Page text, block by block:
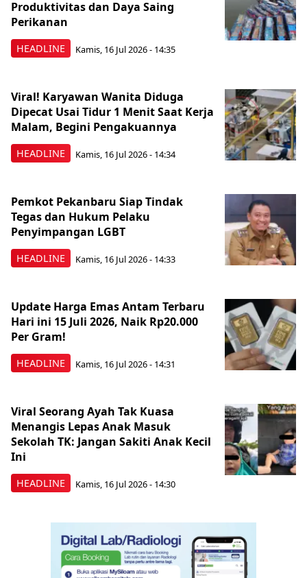
HEADLINE
Produktivitas dan Daya Saing
Perikanan
Kamis, 16 Jul 2026 - 14:35
HEADLINE
Viral! Karyawan Wanita Diduga
Dipecat Usai Tidur 1 Menit Saat Kerja
Malam, Begini Pengakuannya
Kamis, 16 Jul 2026 - 14:34
HEADLINE
Pemkot Pekanbaru Siap Tindak
Tegas dan Hukum Pelaku
Penyimpangan LGBT
Kamis, 16 Jul 2026 - 14:33
HEADLINE
Update Harga Emas Antam Terbaru
Hari ini 15 Juli 2026, Naik Rp20.000
Per Gram!
Kamis, 16 Jul 2026 - 14:31
HEADLINE
Viral Seorang Ayah Tak Kuasa
Menangis Lepas Anak Masuk
Sekolah TK: Jangan Sakiti Anak Kecil
Ini
Kamis, 16 Jul 2026 - 14:30